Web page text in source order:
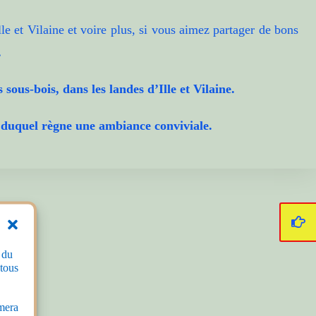
et Vilaine et voire plus, si vous aimez partager de bons
bois, dans les landes d’Ille et Vilaine.
règne une ambiance conviviale.